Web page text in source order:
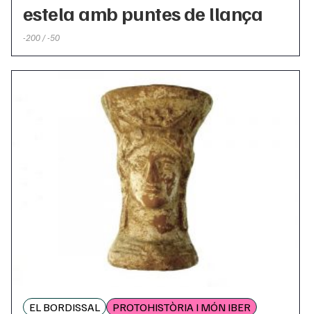
estela amb puntes de llança
-200 / -50
EL BORDISSAL PROTOHISTÒRIA I MÓN IBER